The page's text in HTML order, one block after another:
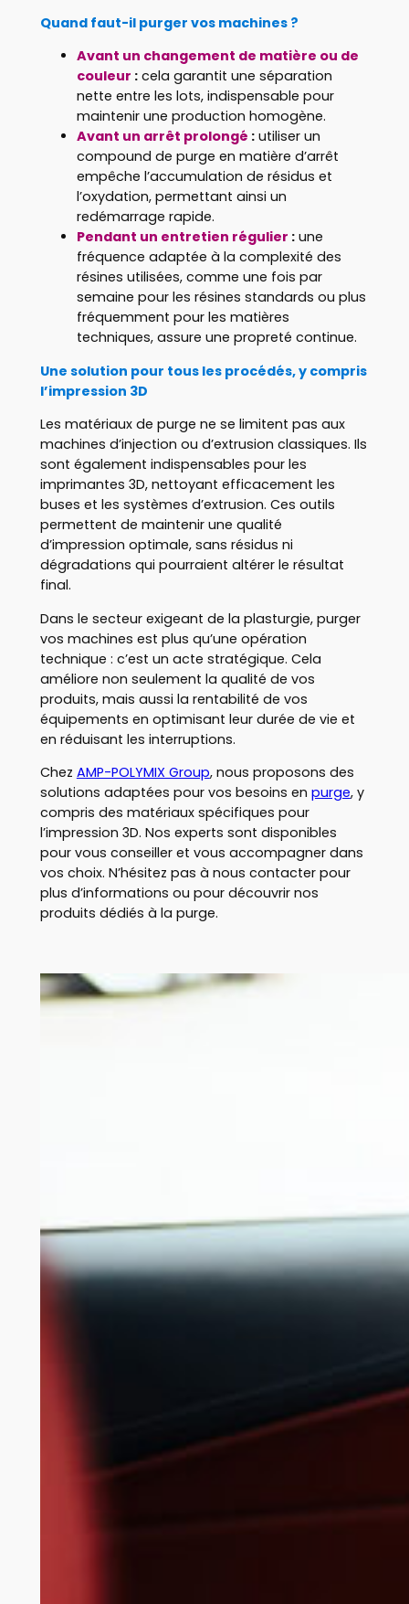
Quand faut-il purger vos machines ?
Avant un changement de matière ou de
couleur :cela garantit une séparation
nette entre les lots, indispensable pour
maintenir une production homogène.
Avant un arrêt prolongé :utiliser un
compound de purge en matière d’arrêt
empêche l’accumulation de résidus et
l’oxydation, permettant ainsi un
redémarrage rapide.
Pendant un entretien régulier :une
fréquence adaptée à la complexité des
résines utilisées, comme une fois par
semaine pour les résines standards ou plus
fréquemment pour les matières
techniques, assure une propreté continue.
Une solution pour tous les procédés, y compris
l’impression 3D
Les matériaux de purge ne se limitent pas aux
machines d’injection ou d’extrusion classiques. Ils
sont également indispensables pour les
imprimantes 3D, nettoyant efficacement les
buses et les systèmes d’extrusion. Ces outils
permettent de maintenir une qualité
d’impression optimale, sans résidus ni
dégradations qui pourraient altérer le résultat
final.
Dans le secteur exigeant de la plasturgie, purger
vos machines est plus qu’une opération
technique : c’est un acte stratégique. Cela
améliore non seulement la qualité de vos
produits, mais aussi la rentabilité de vos
équipements en optimisant leur durée de vie et
en réduisant les interruptions.
Chez AMP-POLYMIX Group, nous proposons des
solutions adaptées pour vos besoins en purge, y
compris des matériaux spécifiques pour
l’impression 3D. Nos experts sont disponibles
pour vous conseiller et vous accompagner dans
vos choix. N’hésitez pas à nous contacter pour
plus d’informations ou pour découvrir nos
produits dédiés à la purge.